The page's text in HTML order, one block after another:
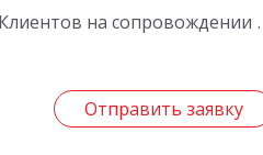
Клиентов на сопровождении
Отправить заявку
Отправить заявку